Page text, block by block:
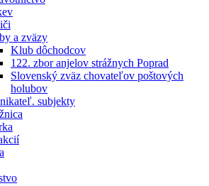
a zväzy
Klub dôchodcov
122. zbor anjelov strážnych Poprad
Slovenský zväz chovateľov poštových
holubov
subjekty